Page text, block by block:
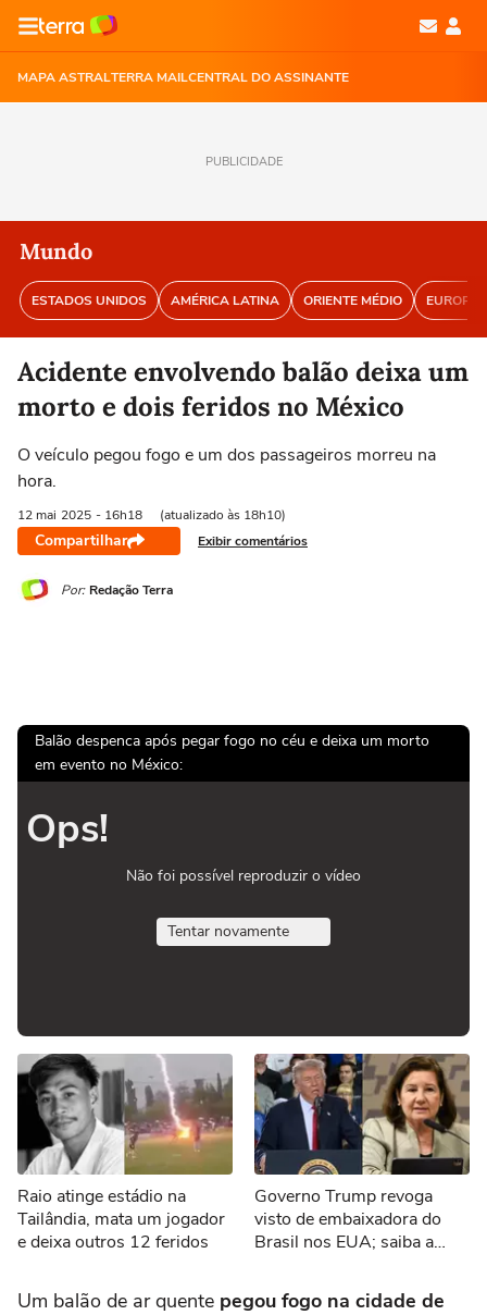
MAPA ASTRALTERRA MAILCENTRAL DO ASSINANTE
PUBLICIDADE
Mundo
ESTADOS UNIDOS AMÉRICA LATINA ORIENTE MÉDIO EUROPA
Acidente envolvendo balão deixa um
morto e dois feridos no México
O veículo pegou fogo e um dos passageiros morreu na
hora.
12 mai 2025 - 16h18 (atualizado às 18h10)
Compartilhar Exibir comentários
Por: Redação Terra
Balão despenca após pegar fogo no céu e deixa um morto
em evento no México:
Ops!
Não foi possível reproduzir o vídeo
Tentar novamente
Raio atinge estádio na
Tailândia, mata um jogador
e deixa outros 12 feridos
Governo Trump revoga
visto de embaixadora do
Brasil nos EUA; saiba a
Um balão de ar quente pegou fogo na cidade de